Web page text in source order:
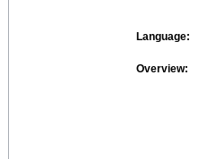
Language:
Overview: